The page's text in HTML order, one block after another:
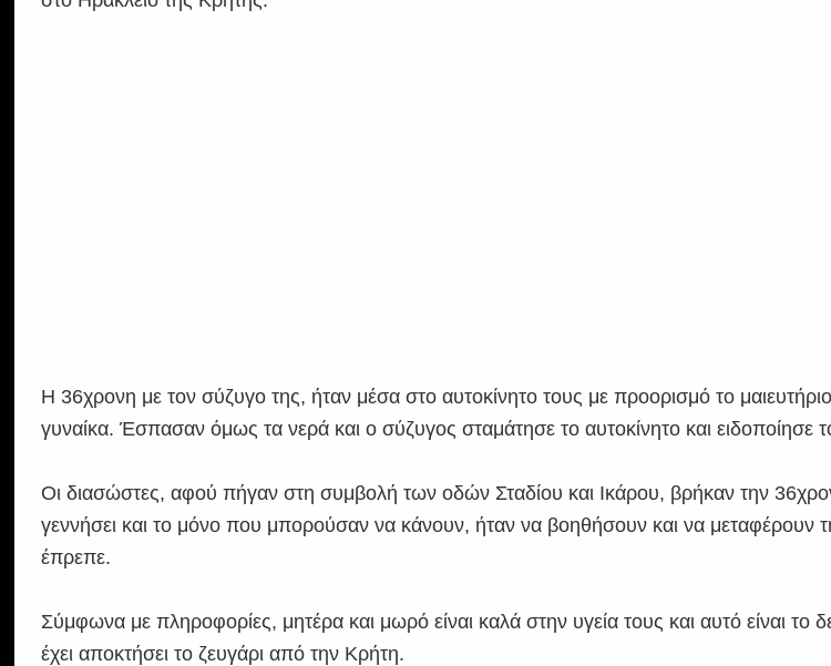
Η 36χρονη με τον σύζυγο της, ήταν μέσα στο αυτοκίνητο τους με προορισμό το
γυναίκα. Έσπασαν όμως τα νερά και ο σύζυγος σταμάτησε το αυτοκίνητο και ειδοποίησε
Οι διασώστες, αφού πήγαν στη συμβολή των οδών Σταδίου και Ικάρου, βρήκαν την
γεννήσει και το μόνο που μπορούσαν να κάνουν, ήταν να βοηθήσουν και να μεταφέρουν
έπρεπε.
Σύμφωνα με πληροφορίες, μητέρα και μωρό είναι καλά στην υγεία τους και αυτό είναι το
έχει αποκτήσει το ζευγάρι από την Κρήτη.